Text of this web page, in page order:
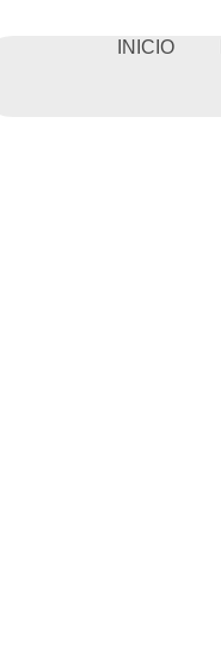
INICIO